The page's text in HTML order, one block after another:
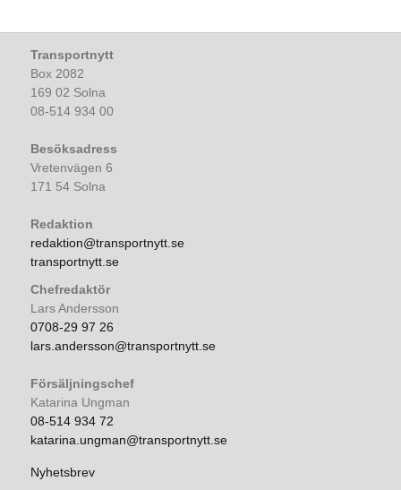
Transportnytt
Box 2082
169 02 Solna
08-514 934 00
Besöksadress
Vretenvägen 6
171 54 Solna
Redaktion
redaktion@transportnytt.se
transportnytt.se
Chefredaktör
Lars Andersson
0708-29 97 26
lars.andersson@transportnytt.se
Försäljningschef
Katarina Ungman
08-514 934 72
katarina.ungman@transportnytt.se
Nyhetsbrev